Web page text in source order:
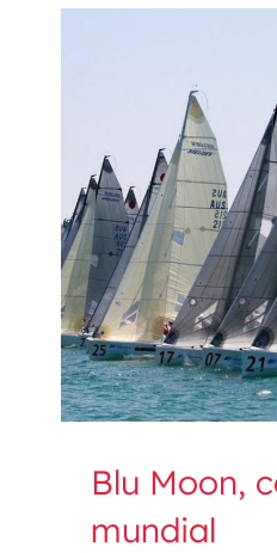
Blu
Blu Moon,
mundial